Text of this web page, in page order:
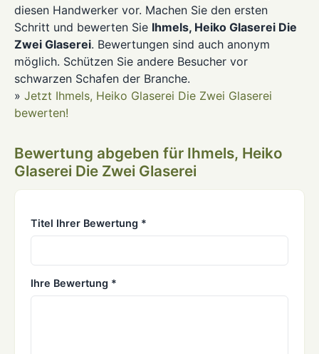
diesen Handwerker vor. Machen Sie den ersten
Schritt und bewerten Sie Ihmels, Heiko Glaserei Die
Zwei Glaserei. Bewertungen sind auch anonym
möglich. Schützen Sie andere Besucher vor
schwarzen Schafen der Branche.
» Jetzt Ihmels, Heiko Glaserei Die Zwei Glaserei
bewerten!
Bewertung abgeben für Ihmels, Heiko
Glaserei Die Zwei Glaserei
Titel Ihrer Bewertung *
Ihre Bewertung *